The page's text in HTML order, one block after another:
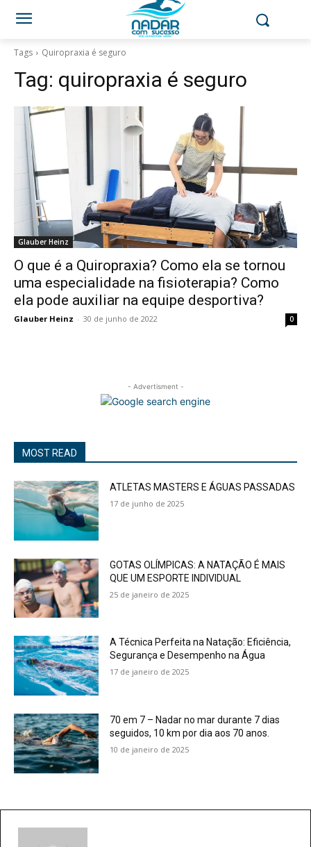
Tags Quiropraxia é seguro
Tag: quiropraxia é seguro
Glauber Heinz
O que é a Quiropraxia? Como ela se tornou
uma especialidade na fisioterapia? Como
ela pode auxiliar na equipe desportiva?
Glauber Heinz - 30 de junho de 2022 0
- Advertisment -
MOST READ
ATLETAS MASTERS E ÁGUAS PASSADAS
17 de junho de 2025
GOTAS OLÍMPICAS: A NATAÇÃO É MAIS
QUE UM ESPORTE INDIVIDUAL
25 de janeiro de 2025
A Técnica Perfeita na Natação: Eficiência,
Segurança e Desempenho na Água
17 de janeiro de 2025
70 em 7 – Nadar no mar durante 7 dias
seguidos, 10 km por dia aos 70 anos.
10 de janeiro de 2025